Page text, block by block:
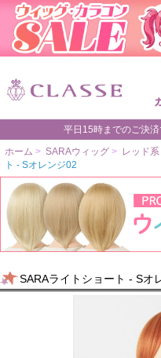
平日15時までのご決
ホーム > SARAウィッグ > レッド系
ト - Sオレンジ02
SARAライトショート - Sオ